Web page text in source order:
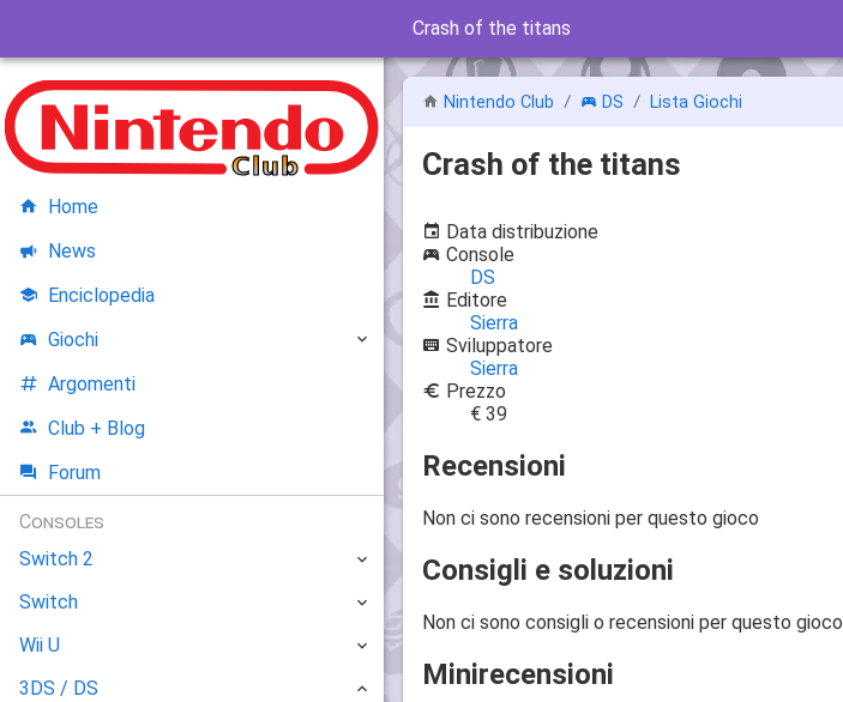
Crash of the titans
Nintendo Club DS Lista Giochi
Crash of the titans
Data distribuzione
Console
DS
Editore
Sierra
Sviluppatore
Sierra
Prezzo
€ 39
Recensioni
Non ci sono recensioni per questo gioco
Consigli e soluzioni
Non ci sono consigli o recensioni per questo gioco
Minirecensioni
Home
News
Enciclopedia
Giochi
Argomenti
Club + Blog
Forum
Consoles
Switch 2
Switch
Wii U
3DS / DS